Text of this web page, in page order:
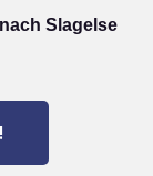
Slagelse